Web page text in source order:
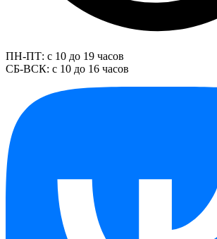
ПН-ПТ: с 10 до 19 часов
СБ-ВСК: с 10 до 16 часов